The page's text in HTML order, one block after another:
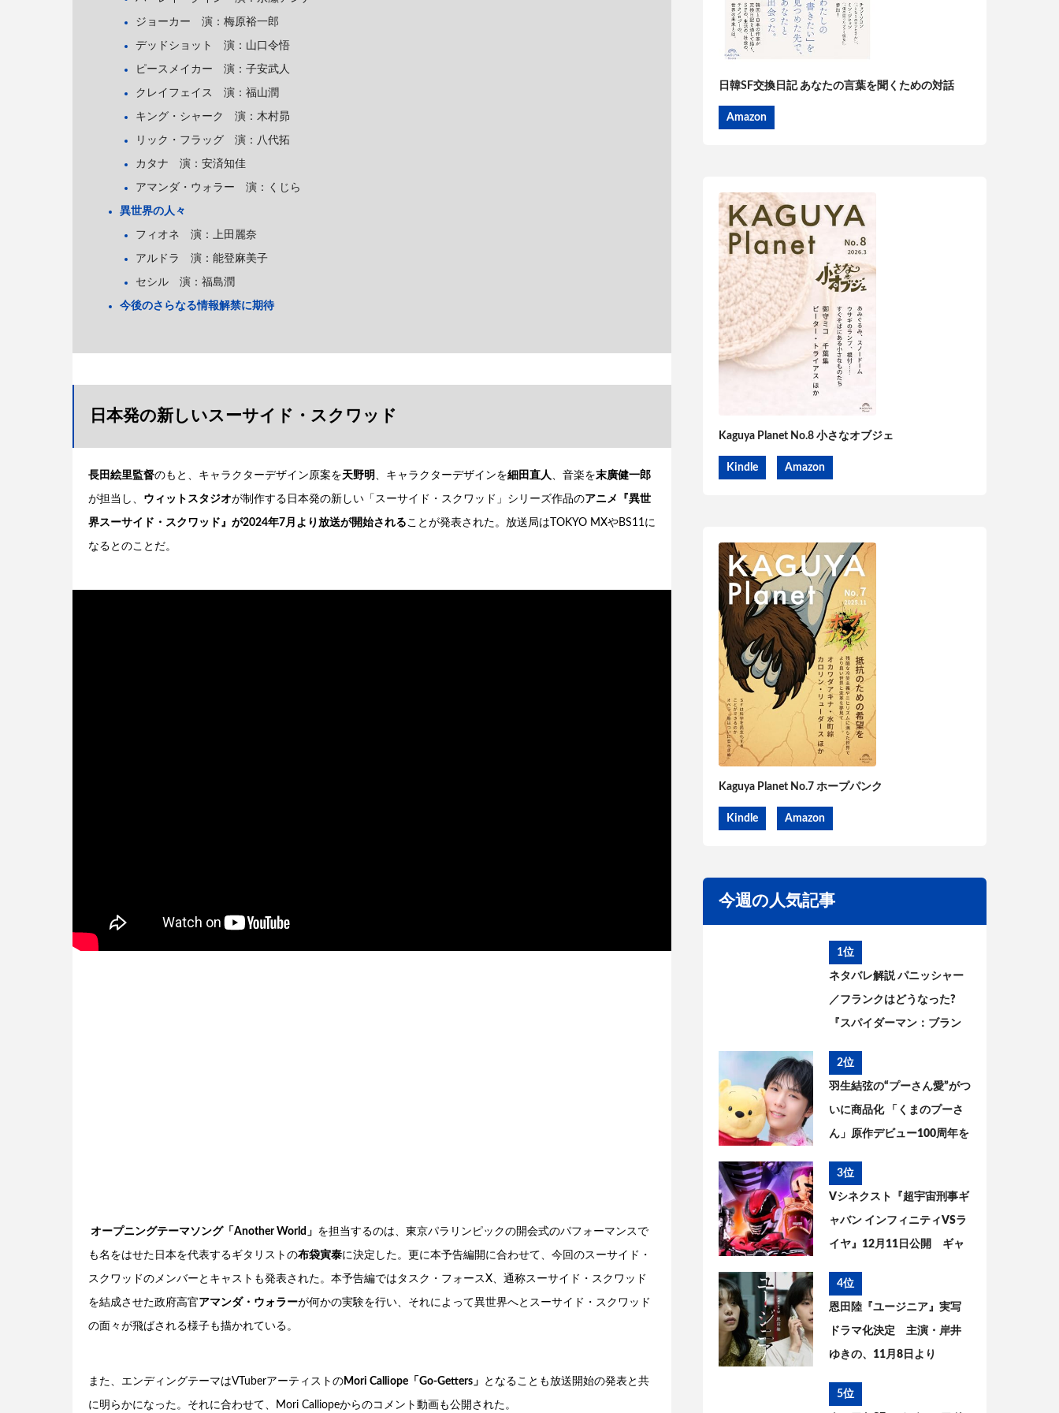
ジョーカー 演：梅原裕一郎
デッドショット 演：山口令悟
ピースメイカー 演：子安武人
クレイフェイス 演：福山潤
キング・シャーク 演：木村昴
リック・フラッグ 演：八代拓
カタナ 演：安済知佳
アマンダ・ウォラー 演：くじら
異世界の人々
フィオネ 演：上田麗奈
アルドラ 演：能登麻美子
セシル 演：福島潤
今後のさらなる情報解禁に期待
日本発の新しいスーサイド・スクワッド
長田絵里監督のもと、キャラクターデザイン原案を天野明 、キャラクターデザインを細田直人、音楽を末廣健一郎
が担当し、 ウィットスタジオが制作する日本発の新しい「スーサイド・スクワッド」シリーズ作品のアニメ『異世
界スーサイド・スクワッド』が2024年7月より放送が開始されることが発表された。放送局はTOKYO MXやBS11に
なるとのことだ。
オープニングテーマソング「Another World」 を担当するのは、東京パラリンピックの開会式のパフォーマンスで
も名をはせた日本を代表するギタリストの布袋寅泰に決定した。更に本予告編開に合わせて、今回のスーサイド・
スクワッドのメンバーとキャストも発表された。本予告編ではタスク・フォースX、通称スーサイド・スクワッド
を結成させた政府高官アマンダ・ウォラーが何かの実験を行い、それによって異世界へとスーサイド・スクワッド
の面々が飛ばされる様子も描かれている。
また、エンディングテーマはVTuberアーティストのMori Calliope「Go-Getters」 となることも放送開始の発表と共
に明らかになった。それに合わせて、Mori Calliopeからのコメント動画も公開された。
日韓SF交換日記 あなたの言葉を聞くための対話
Amazon
Kaguya Planet No.8 小さなオブジェ
Kindle Amazon
Kaguya Planet No.7 ホープパンク
Kindle Amazon
今週の人気記事
1位
ネタバレ解説 パニッシャー
／フランクはどうなった?
『スパイダーマン：ブラン
までを考察
2位
羽生結弦の“プーさん愛”がつ
いに商品化 「くまのプーさ
ん」原作デビュー100周年を
3位
Vシネクスト『超宇宙刑事ギ
ャバン インフィニティVSラ
イヤ』12月11日公開 ギャ
4位
恩田陸『ユージニア』実写
ドラマ化決定 主演・岸井
ゆきの、11月8日より
5位